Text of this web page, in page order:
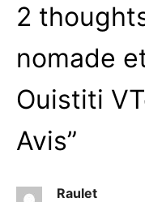
2
nomade
Ouistiti
Avis”
Raulet